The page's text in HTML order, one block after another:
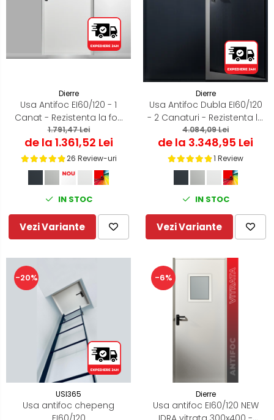
Dierre
Usa Antifoc EI60/120 - 1
Canat - Rezistenta la foc
60 /120 min - Montaj
Interior
1.791,47 Lei
de la 1.361,52 Lei
26 Review-uri
IN STOC
Vezi Variante
Dierre
Usa Antifoc Dubla EI60/120
- 2 Canaturi - Rezistenta la
foc 60 /120 min - Montaj
Interior
4.084,09 Lei
de la 3.348,95 Lei
1 Review
IN STOC
Vezi Variante
-20%
USI365
Usa antifoc chepeng
-6%
Dierre
Usa antifoc EI60/120 NEW